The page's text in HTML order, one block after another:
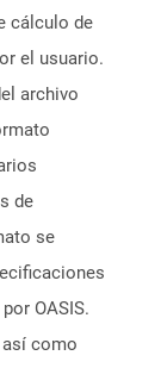
cálculo de
el usuario.
archivo
de
se
OASIS.
como